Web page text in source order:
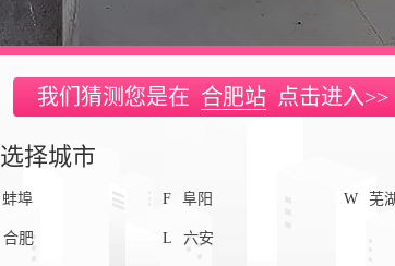
我们猜测您是在 合肥站 点击进入>>
选择城市
蚌埠 F 阜阳 W 芜
合肥 L 六安